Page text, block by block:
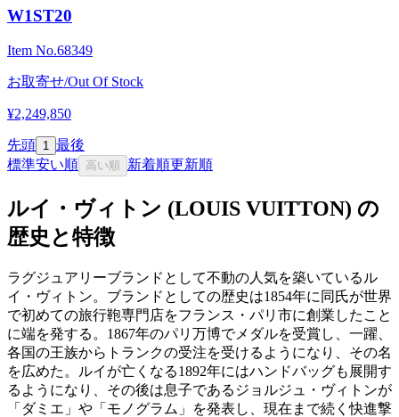
W1ST20
Item No.68349
お取寄せ/Out Of Stock
¥2,249,850
先頭 1
最後
標準安い順 高い順 新着順更新順
ルイ・ヴィトン (LOUIS VUITTON) の
歴史と特徴
ラグジュアリーブランドとして不動の人気を築いているル
イ・ヴィトン。ブランドとしての歴史は1854年に同氏が世界
で初めての旅行鞄専門店をフランス・パリ市に創業したこと
に端を発する。1867年のパリ万博でメダルを受賞し、一躍、
各国の王族からトランクの受注を受けるようになり、その名
を広めた。ルイが亡くなる1892年にはハンドバッグも展開す
るようになり、その後は息子であるジョルジュ・ヴィトンが
「ダミエ」や「モノグラム」を発表し、現在まで続く快進撃